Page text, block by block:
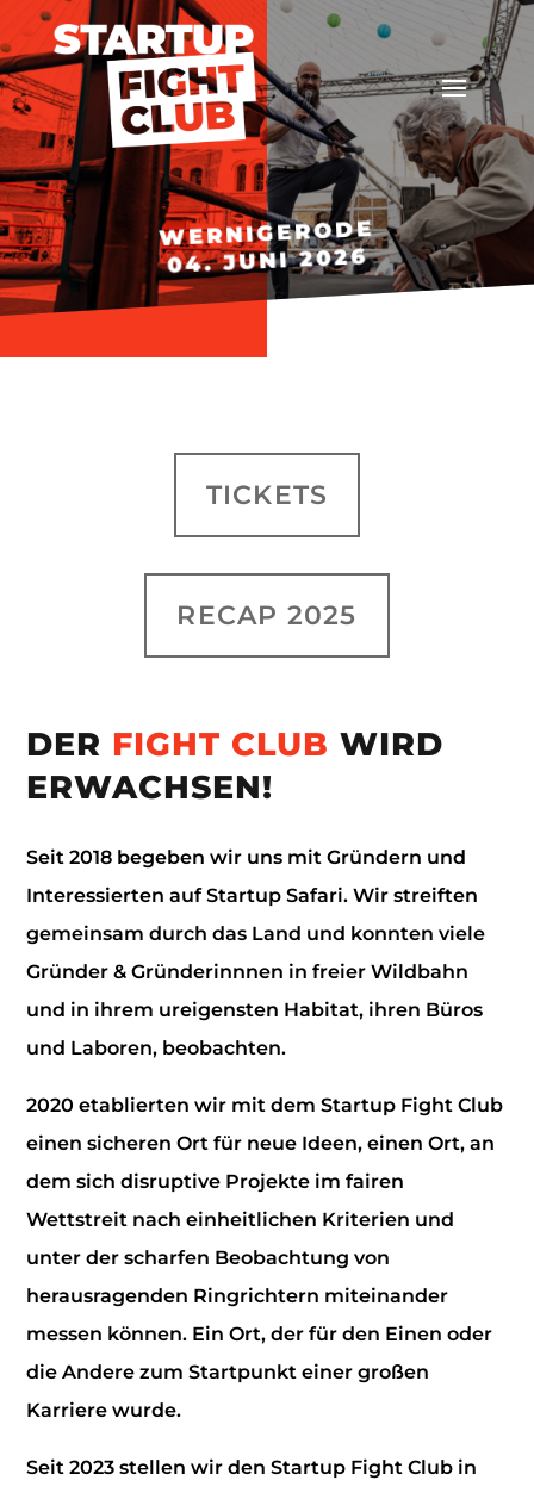
WERNIGERODE
04. JUNI 2026
TICKETS
RECAP 2025
DER FIGHT CLUB WIRD
ERWACHSEN!
Seit 2018 begeben wir uns mit Gründern und
Interessierten auf Startup Safari. Wir streiften
gemeinsam durch das Land und konnten viele
Gründer & Gründerinnnen in freier Wildbahn
und in ihrem ureigensten Habitat, ihren Büros
und Laboren, beobachten.
2020 etablierten wir mit dem Startup Fight Club
einen sicheren Ort für neue Ideen, einen Ort, an
dem sich disruptive Projekte im fairen
Wettstreit nach einheitlichen Kriterien und
unter der scharfen Beobachtung von
herausragenden Ringrichtern miteinander
messen können. Ein Ort, der für den Einen oder
die Andere zum Startpunkt einer großen
Karriere wurde.
Seit 2023 stellen wir den Startup Fight Club in